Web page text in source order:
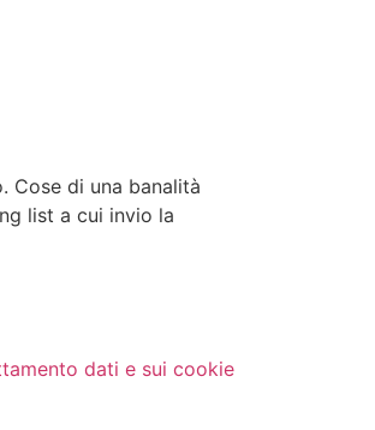
Cose di una banalità
list a cui invio la
dati e sui cookie